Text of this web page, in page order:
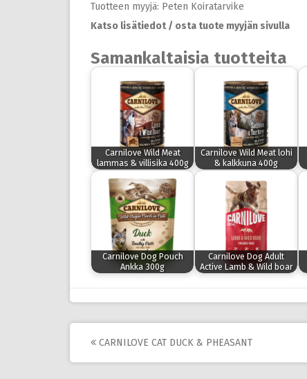
Tuotteen myyjä: Peten Koiratarvike
Katso lisätiedot / osta tuote myyjän sivulla
Samankaltaisia tuotteita
Carnilove Wild Meat
lammas & villisika 400g
Carnilove Wild Meat lohi
& kalkkuna 400g
Carnilove Dog Pouch
Ankka 300g
Carnilove Dog Adult
Active Lamb & Wild boar
Post
navigation
CARNILOVE CAT DUCK & PHEASANT